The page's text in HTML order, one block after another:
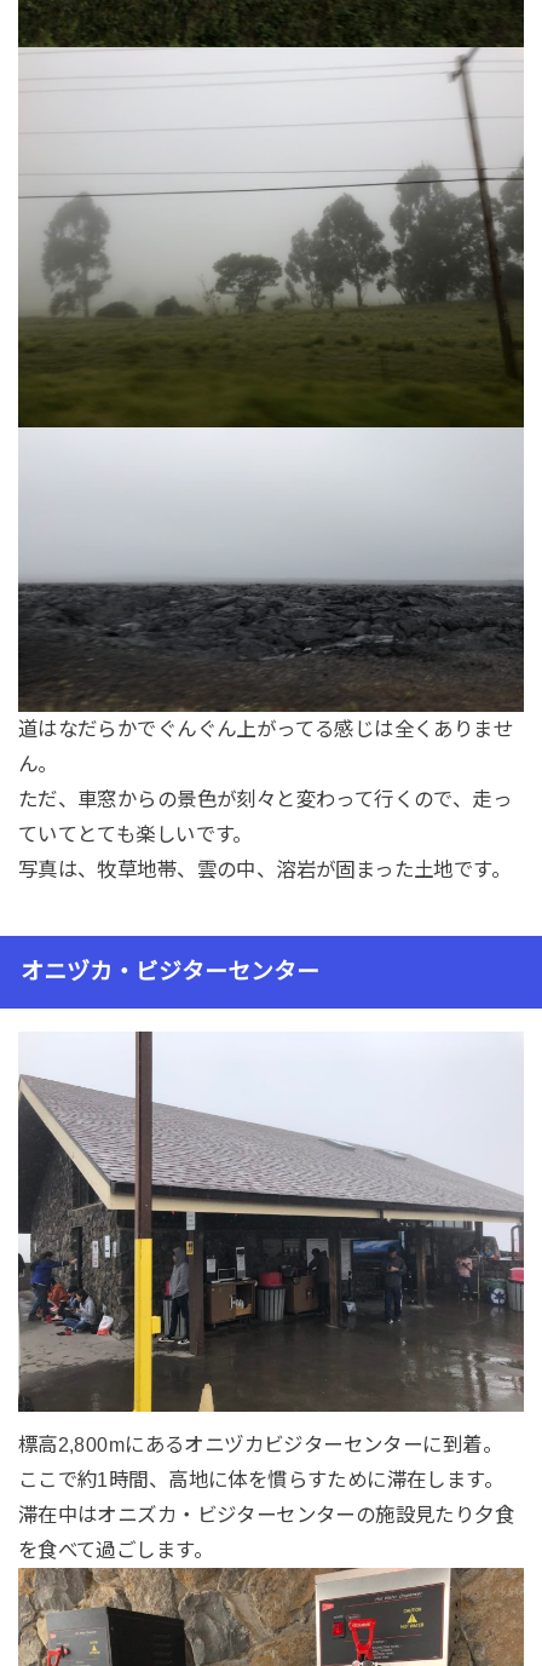
道はなだらかでぐんぐん上がってる感じは全くありませ
ん。
ただ、車窓からの景色が刻々と変わって行くので、走っ
ていてとても楽しいです。
写真は、牧草地帯、雲の中、溶岩が固まった土地です。
オニヅカ・ビジターセンター
標高2,800mにあるオニヅカビジターセンターに到着。
ここで約1時間、高地に体を慣らすために滞在します。
滞在中はオニズカ・ビジターセンターの施設見たり夕食
を食べて過ごします。